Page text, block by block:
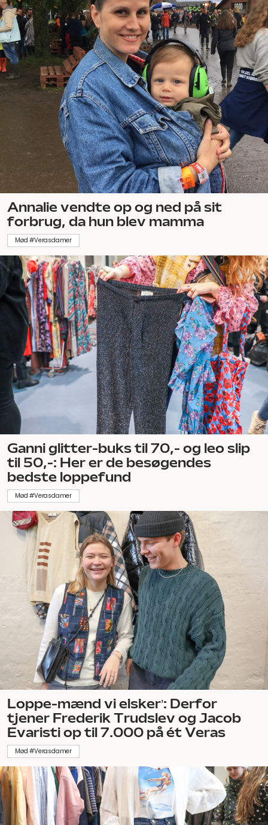
Annalie vendte op og ned på sit
forbrug, da hun blev mamma
Mød #Verasdamer
Ganni glitter-buks til 70,- og leo slip
til 50,-: Her er de besøgendes
bedste loppefund
Mød #Verasdamer
Loppe-mænd vi elsker’: Derfor
tjener Frederik Trudslev og Jacob
Evaristi op til 7.000 på ét Veras
Mød #Verasdamer